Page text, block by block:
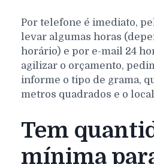
Por telefone é imediato,
levar algumas horas
horário) e por e-mail 24
agilizar o orçamento,
informe o tipo de grama,
metros quadrados e o
Tem
mínima